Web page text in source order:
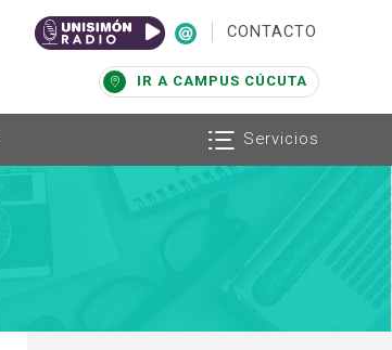
| CONTACTO
IR A CAMPUS CÚCUTA
Servicios